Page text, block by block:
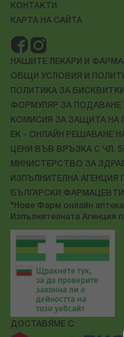
КОНТАКТИ
КАРТА НА САЙТА
НАШИТЕ ЛЕКАРИ И
ОБЩИ УСЛОВИЯ И
ПОЛИТИКА ЗА БИСКВИТКИ
ФОРМУЛЯР ЗА ПОДАВАНЕ
КОМИСИЯ ЗА ЗАЩИТА НА
ЕК - ОНЛАЙН РЕШАВАНЕ
ЦЕНИ ВЪВ ВРЪЗКА С ЧЛ.
МИНИСТЕРСТВО ЗА
ИЗПЪЛНИТЕЛНА АГЕНЦИЯ
БЪЛГАРСКИ
"Нове Фарм онлайн
Изпълнителната Агенция
ДОСТАВЯМЕ С: